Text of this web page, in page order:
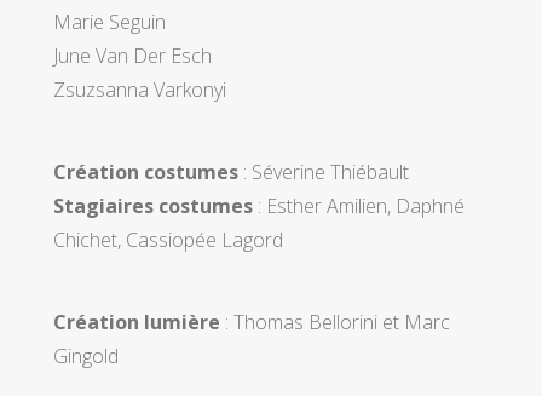
Marie Seguin
June Van Der Esch
Zsuzsanna Varkonyi
Création costumes : Séverine Thiébault
Stagiaires costumes : Esther Amilien, Daphné
Chichet, Cassiopée Lagord
Création lumière : Thomas Bellorini et Marc
Gingold